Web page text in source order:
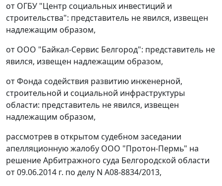
от ОГБУ "Центр социальных инвестиций и
строительства": представитель не явился, извещен
надлежащим образом,
от ООО "Байкал-Сервис Белгород": представитель не
явился, извещен надлежащим образом,
от Фонда содействия развитию инженерной,
строительной и социальной инфраструктуры
области: представитель не явился, извещен
надлежащим образом,
рассмотрев в открытом судебном заседании
апелляционную жалобу ООО "Протон-Пермь" на
решениеАрбитражного суда Белгородской области
от 09.06.2014 г. по делу N А08-8834/2013,